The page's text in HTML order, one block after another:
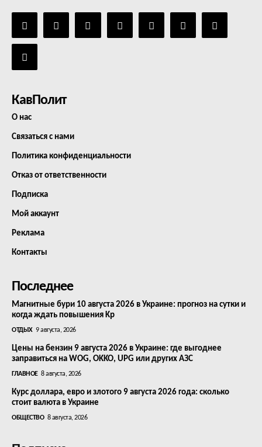
КавПолит
О нас
Связаться с нами
Политика конфиденциальности
Отказ от ответственности
Подписка
Мой аккаунт
Реклама
Контакты
Последнее
Магнитные бури 10 августа 2026 в Украине: прогноз на сутки и
когда ждать повышения Kp
ОТДЫХ 9 августа, 2026
Цены на бензин 9 августа 2026 в Украине: где выгоднее
заправиться на WOG, OKKO, UPG или других АЗС
ГЛАВНОЕ 8 августа, 2026
Курс доллара, евро и злотого 9 августа 2026 года: сколько
стоит валюта в Украине
ОБЩЕСТВО 8 августа, 2026